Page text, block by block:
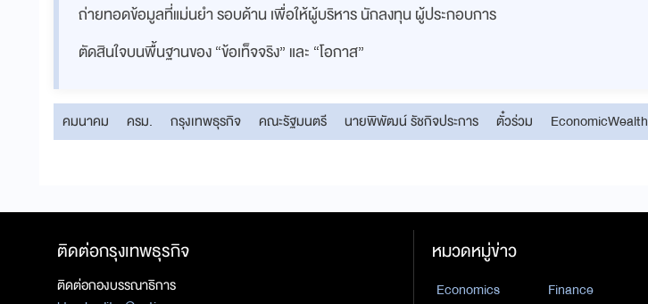
ถ่ายทอดข้อมูลที่แม่นยำ รอบด้าน เพื่อให้ผู้บริหาร นักลงทุน ผู้ประกอบการ
ตัดสินใจบนพื้นฐานของ “ข้อเท็จจริง” และ “โอกาส”
คมนาคม ครม. กรุงเทพธุรกิจ คณะรัฐมนตรี นายพิพัฒน์ รัชกิจประการ ตั๋วร่วม EconomicWealth
ติดต่อกรุงเทพธุรกิจ
ติดต่อกองบรรณาธิการ
หมวดหมู่ข่าว
Economics Finance